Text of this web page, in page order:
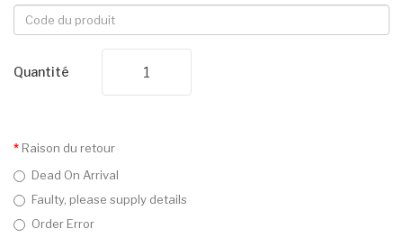
Quantité
Raison du retour
Dead On Arrival
Faulty, please supply details
Order Error